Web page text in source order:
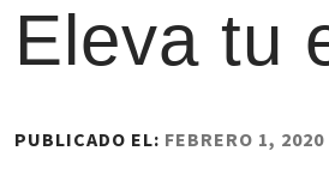
Eleva tu
PUBLICADO EL: FEBRERO 1, 2020